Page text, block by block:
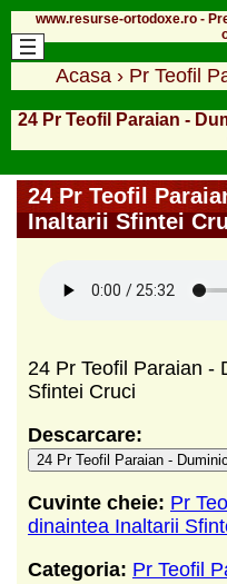
www.resurse-ortodoxe.ro -
Acasa › Pr Teofil
24 Pr Teofil Paraian -
24 Pr Teofil
Inaltarii Sfintei
24 Pr Teofil Paraian -
Sfintei Cruci
Descarcare:
24 Pr Teofil Paraian -
Cuvinte cheie: Pr
dinaintea Inaltarii
Categoria: Pr Teofil